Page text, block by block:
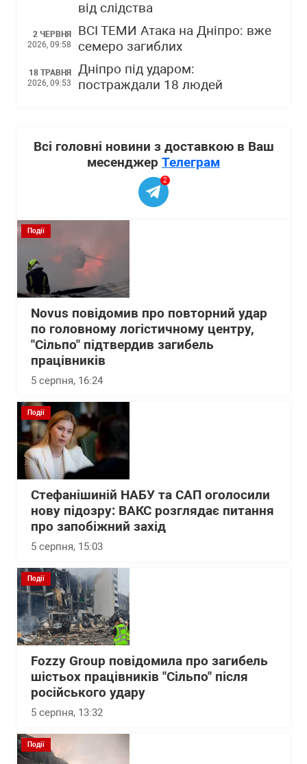
від слідства
2 ЧЕРВНЯ
2026, 09:58
ВСІ ТЕМИ Атака на Дніпро: вже
семеро загиблих
18 ТРАВНЯ
2026, 09:53
Дніпро під ударом:
постраждали 18 людей
Всі головні новини з доставкою в Ваш
месенджер Телеграм
2
Події
Novus повідомив про повторний удар
по головному логістичному центру,
"Сільпо" підтвердив загибель
працівників
5 серпня, 16:24
Події
Стефанішиній НАБУ та САП оголосили
нову підозру: ВАКС розглядає питання
про запобіжний захід
5 серпня, 15:03
Події
Fozzy Group повідомила про загибель
шістьох працівників "Сільпо" після
російського удару
5 серпня, 13:32
Події